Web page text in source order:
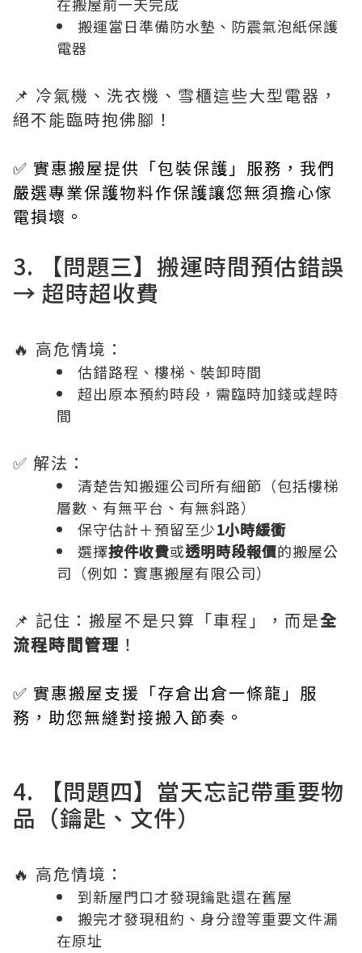
搬運當日準備防水墊、防震氣泡紙保護
電器
📌 冷氣機、洗衣機、雪櫃這些大型電器，
絕不能臨時抱佛腳！
✅ 實惠搬屋提供「包裝保護」服務，我們
嚴選專業保護物料作保護讓您無須擔心傢
電損壞。
3. 【問題三】搬運時間預估錯誤
→ 超時超收費
🔥 高危情境：
估錯路程、樓梯、裝卸時間
超出原本預約時段，需臨時加錢或趕時
間
✅ 解法：
清楚告知搬運公司所有細節（包括樓梯
層數、有無平台、有無斜路）
保守估計＋預留至少1小時緩衝
選擇按件收費或透明時段報價的搬屋公
司（例如：實惠搬屋有限公司）
📌 記住：搬屋不是只算「車程」，而是全
流程時間管理 ！
✅ 實惠搬屋支援「存倉出倉一條龍」服
務，助您無縫對接搬入節奏。
4. 【問題四】當天忘記帶重要物
品（鑰匙、文件）
🔥 高危情境：
到新屋門口才發現鑰匙還在舊屋
搬完才發現租約、身分證等重要文件漏
在原址